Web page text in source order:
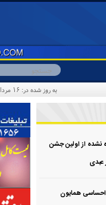
به روز شده در: ۱۶ مرداد ۱۴۰۵ - ۱۶:۵۰
نشده از اولین جشن
عبدی
همایون